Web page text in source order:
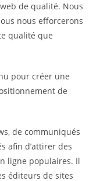
de qualité. Nous
nous efforcerons
qualité que
pour créer une
de
de communiqués
afin d’attirer des
ligne populaires. Il
éditeurs de sites